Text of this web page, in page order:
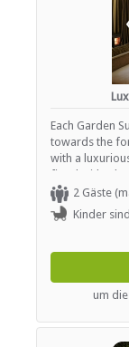
Rauchen:
Tee- und
Portier
Garten(e)
Kurort
Parkplatz
Safe
Rauchen:
Rauchen:
Each Garden
towards the
with a
fitted with a
fully equipped
coffee
Free Wi-Fi ,
2 Gäste
Kinder
um